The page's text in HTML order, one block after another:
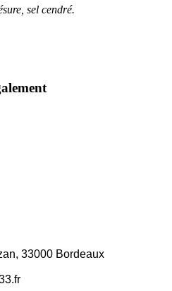
sel cendré.
33000 Bordeaux